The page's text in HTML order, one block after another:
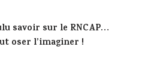
savoir sur le RNCAP…
oser l’imaginer !